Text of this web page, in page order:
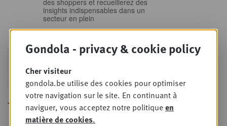
insights indispensables dans un
secteur en plein
24
Sales & nego Summit
2026
Sales & Nego summit 2026
Toutes les formations
Gondola - privacy & cookie policy
Cher visiteur
gondola.be utilise des cookies pour optimiser
votre navigation sur le site. En continuant à
naviguer, vous acceptez notre politiqueen
matière de cookies.